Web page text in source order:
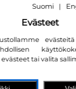
Suomi |
Evästeet
tai valita